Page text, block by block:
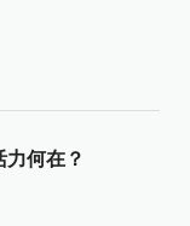
力何在？